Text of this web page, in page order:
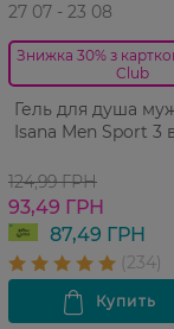
27 07 - 23 08
Знижка 30% з
Club
Гель для душа
Isana Men Sport 3
124,99 ГРН
93,49 ГРН
87,49 ГРН